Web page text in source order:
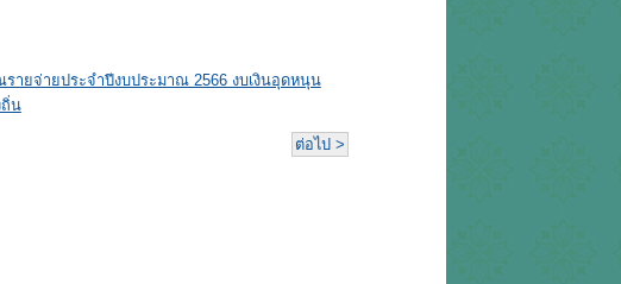
ายจ่ายประจำปีงบประมาณ 2566 งบเงินอุดหนุน
ถิ่น
ต่อไป >